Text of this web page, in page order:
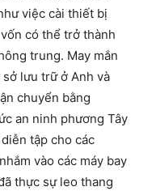
việc cài thiết bị
có thể trở thành
trung. May mắn
lưu trữ ở Anh và
chuyển bằng
an ninh phương Tây
tập cho các
vào các máy bay
thực sự leo thang